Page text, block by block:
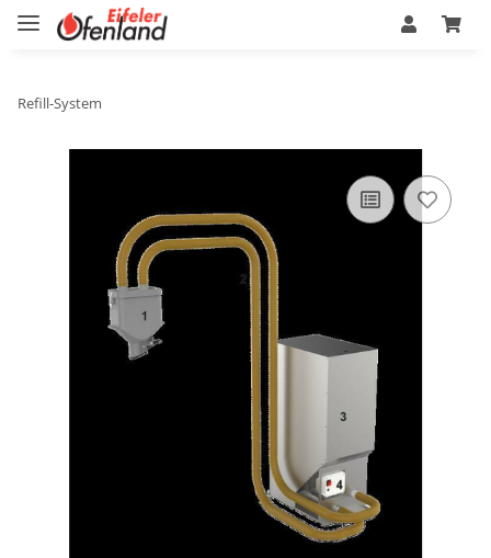
Refill-System